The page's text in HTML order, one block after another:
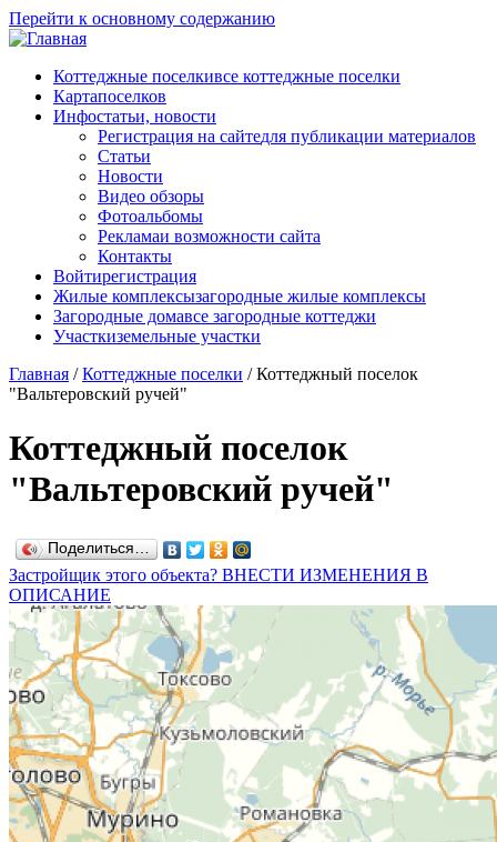
Перейти к основному содержанию
Коттеджные поселкивсе коттеджные поселки
Картапоселков
Инфостатьи, новости
Регистрация на сайтедля публикации материалов
Статьи
Новости
Видео обзоры
Фотоальбомы
Рекламаи возможности сайта
Контакты
Войтирегистрация
Жилые комплексызагородные жилые комплексы
Загородные домавсе загородные коттеджи
Участкиземельные участки
Главная / Коттеджные поселки /Коттеджный поселок
"Вальтеровский ручей"
Коттеджный поселок
"Вальтеровский ручей"
Поделиться…
Застройщик этого объекта? ВНЕСТИ ИЗМЕНЕНИЯ В
ОПИСАНИЕ